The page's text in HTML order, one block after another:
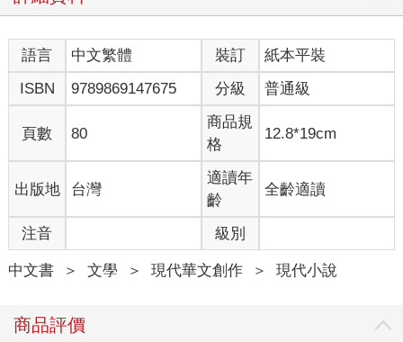
五、各機關、團體、學校於室內、外塑鑄 蔣公銅像者，準用第
三項之規定，其於室內塑鑄者，可採用坐姿或半身像，半身像之
高度，應塑至上裝第三顆鈕釦處。軍事機關、部隊、學校塑建銅
像者，可採用戎裝，並佩帶勳章。
六、塑建銅像所需總統 蔣公生前玉照，由內政部負責供應。
七、本注意事項由內政部訂定分送各機關及省、市政府查照。
【試讀二】
蔣公銅像吃人是個荒謬的故事 ◎鄭立
我的員工活人拳突然收到一個合作專案，我只知道是畫蔣公的，
聽說最近《一拳超人》很流行，我看畫光頭佬會有市場，便讓他
畫了。
身為雇主，至少也該看看故事。看完之後，覺得這故事真獵奇，
這種故事讓我想起《七夜怪談》這電影。創作者大概就是望著空
洞的電視螢幕，想像會有妖怪跑出來，於是便弄了一個電視機有
語言 中文繁體 裝訂
紙本平裝
ISBN
9789869147675 分級 普通級
頁數 80
商品規
格
12.8*19cm
出版地 台灣
適讀年
齡
全齡適讀
注音 級別
中文書 ＞ 文學 ＞ 現代華文創作 ＞ 現代小說
商品評價